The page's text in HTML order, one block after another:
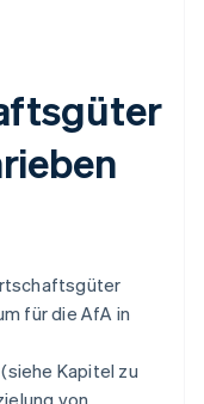
für die AfA in
Kapitel zu